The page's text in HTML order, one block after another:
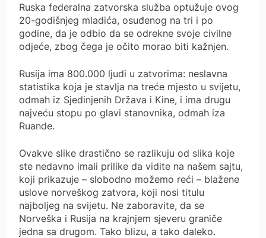
Ruska federalna zatvorska služba optužuje ovog
20-godišnjeg mladića, osuđenog na tri i po
godine, da je odbio da se odrekne svoje civilne
odjeće, zbog čega je očito morao biti kažnjen.
Rusija ima 800.000 ljudi u zatvorima: neslavna
statistika koja je stavlja na treće mjesto u svijetu,
odmah iz Sjedinjenih Država i Kine, i ima drugu
najveću stopu po glavi stanovnika, odmah iza
Ruande.
Ovakve slike drastično se razlikuju od slika koje
ste nedavno imali prilike da vidite na našem sajtu,
koji prikazuje – slobodno možemo reći – blažene
uslove norveškog zatvora, koji nosi titulu
najboljeg na svijetu. Ne zaboravite, da se
Norveška i Rusija na krajnjem sjeveru graniče
jedna sa drugom. Tako blizu, a tako daleko.